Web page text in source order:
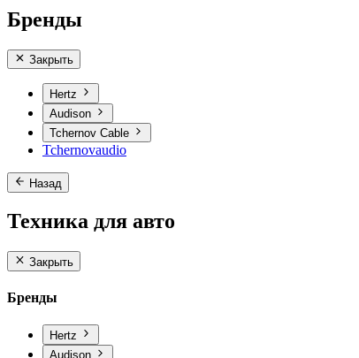
Бренды
Закрыть
Hertz
Audison
Tchernov Cable
Tchernovaudio
Назад
Техника для авто
Закрыть
Бренды
Hertz
Audison